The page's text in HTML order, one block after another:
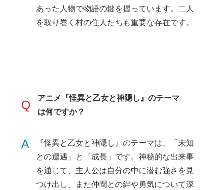
あった人物で物語の鍵を握っています。二人
を取り巻く村の住人たちも重要な存在です。
Q
アニメ『怪異と乙女と神隠し』のテーマ
は何ですか？
A
『怪異と乙女と神隠し』のテーマは、「未知
との遭遇」と「成長」です。神秘的な出来事
を通じて、主人公は自分の中に潜む強さを見
つけ出し、また仲間との絆や勇気について深